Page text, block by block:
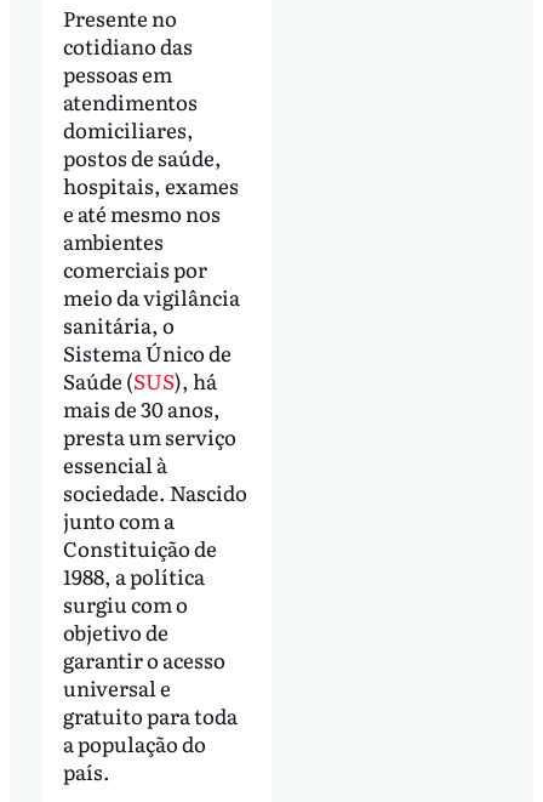
Presente no
cotidiano das
pessoas em
atendimentos
domiciliares,
postos de saúde,
hospitais, exames
e até mesmo nos
ambientes
comerciais por
meio da vigilância
sanitária, o
Sistema Único de
Saúde (SUS), há
mais de 30 anos,
presta um serviço
essencial à
sociedade. Nascido
junto com a
Constituição de
1988, a política
surgiu com o
objetivo de
garantir o acesso
universal e
gratuito para toda
a população do
país.